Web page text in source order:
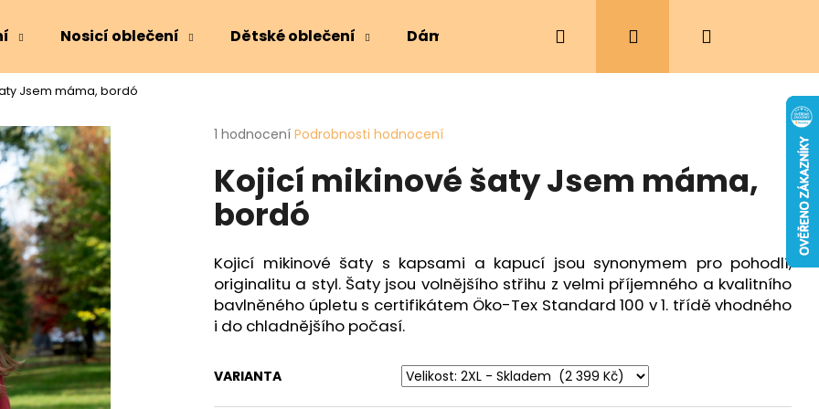
Nosicí oblečení Dětské oblečení Dámské oblečení Ergonomická nosítka
Hledat PřihlášeníNákupní
Jsem máma, bordó
Průměrné
produktu
je
5,0
hvězdiček.
1 hodnocení Podrobnosti hodnocení
Kojicí mikinové šaty Jsem máma,
bordó
Kojicí mikinové šaty s kapsami a kapucí jsou synonymem pro pohodlí,
originalitu a styl. Šaty jsou volnějšího střihu z velmi příjemného a kvalitního
bavlněného úpletu s certifikátem Öko-Tex Standard 100 v 1. třídě vhodného
i do chladnějšího počasí.
VARIANTA
Co potřebujete najít?
HLEDAT
Doporučujeme